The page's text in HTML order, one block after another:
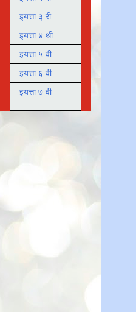
इयत्ता ३ री
इयत्ता ४ थी
इयत्ता ५ वी
इयत्ता ६ वी
इयत्ता ७ वी